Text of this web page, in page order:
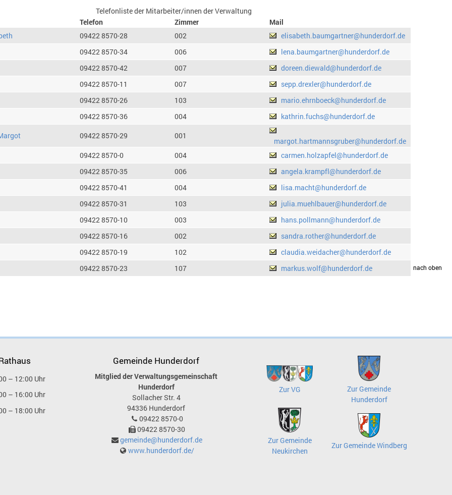
Telefonliste der Mitarbeiter/innen der Verwaltung
Telefon
Zimmer
Mail
09422 8570-28 002
elisabeth.baumgartner@hunderdorf.de
09422 8570-34
006
lena.baumgartner@hunderdorf.de
09422 8570-42
007
doreen.diewald@hunderdorf.de
09422 8570-11
007
sepp.drexler@hunderdorf.de
09422 8570-26
103
mario.ehrnboeck@hunderdorf.de
09422 8570-36
004
kathrin.fuchs@hunderdorf.de
09422 8570-29 001
margot.hartmannsgruber@hunderdorf.de
09422 8570-0
004
carmen.holzapfel@hunderdorf.de
09422 8570-35
006
angela.krampfl@hunderdorf.de
09422 8570-41
004
lisa.macht@hunderdorf.de
09422 8570-31
103
julia.muehlbauer@hunderdorf.de
09422 8570-10
003
hans.pollmann@hunderdorf.de
09422 8570-16
002
sandra.rother@hunderdorf.de
09422 8570-19
102
claudia.weidacher@hunderdorf.de
09422 8570-23
107 markus.wolf@hunderdorf.dedrucken nach oben
– 12:00 Uhr
– 16:00 Uhr
– 18:00 Uhr
Gemeinde Hunderdorf
Mitglied der Verwaltungsgemeinschaft
Hunderdorf
Sollacher Str. 4
94336 Hunderdorf
09422 8570-0
09422 8570-30
gemeinde@hunderdorf.de
www.hunderdorf.de/
Zur VG
Zur Gemeinde
Hunderdorf
Zur Gemeinde
Neukirchen
Zur Gemeinde Windberg